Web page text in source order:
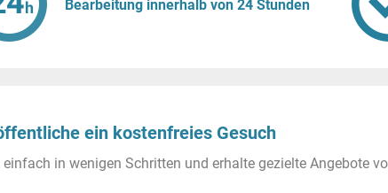
Bearbeitung innerhalb von 24 Stunden
ein kostenfreies Gesuch
einfach in wenigen Schritten und erhalte gezielte Angebote